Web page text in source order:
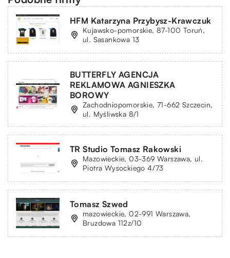
HFM Katarzyna Przybysz-Krawczuk
Kujawsko-pomorskie, 87-100 Toruń,
ul. Sasankowa 13
BUTTERFLY AGENCJA
REKLAMOWA AGNIESZKA
BOROWY
Zachodniopomorskie, 71-662 Szczecin,
ul. Myśliwska 8/1
TR Studio Tomasz Rakowski
Mazowieckie, 03-369 Warszawa, ul.
Piotra Wysockiego 4/73
Tomasz Szwed
mazowieckie, 02-991 Warszawa,
Bruzdowa 112z/10